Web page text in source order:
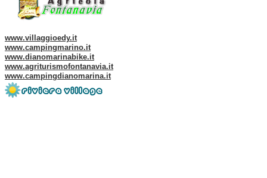
www.villaggioedy.it
www.campingmarino.it
www.dianomarinabike.it
www.agriturismofontanavia.it
www.campingdianomarina.it